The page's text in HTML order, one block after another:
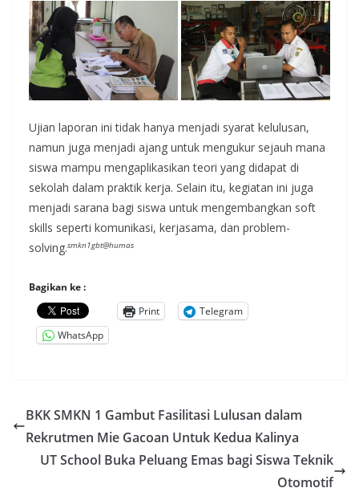
Ujian laporan ini tidak hanya menjadi syarat kelulusan,
namun juga menjadi ajang untuk mengukur sejauh mana
siswa mampu mengaplikasikan teori yang didapat di
sekolah dalam praktik kerja. Selain itu, kegiatan ini juga
menjadi sarana bagi siswa untuk mengembangkan soft
skills seperti komunikasi, kerjasama, dan problem-
solving.smkn1gbt@humas
Bagikan ke :
Print
Telegram
WhatsApp
BKK SMKN 1 Gambut Fasilitasi Lulusan dalam
Rekrutmen Mie Gacoan Untuk Kedua Kalinya
UT School Buka Peluang Emas bagi Siswa Teknik
Otomotif